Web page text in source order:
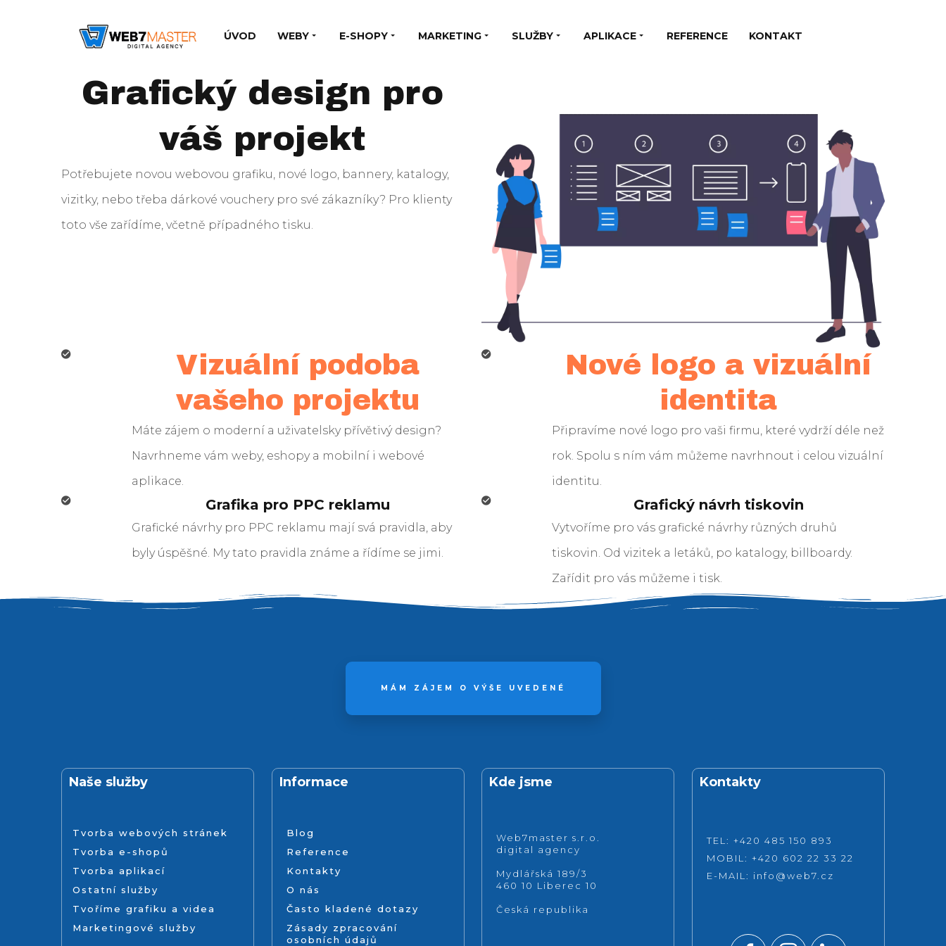
ÚVOD WEBY E-SHOPY MARKETING SLUŽBY APLIKACE REFERENCE KONTAKT
Grafický design pro
váš projekt
Potřebujete novou webovou grafiku, nové logo, bannery, katalogy,
vizitky, nebo třeba dárkové vouchery pro své zákazníky? Pro klienty
toto vše zařídíme, včetně případného tisku.
Vizuální podoba
vašeho projektu
Máte zájem o moderní a uživatelsky přívětivý design?
Navrhneme vám weby, eshopy a mobilní i webové
aplikace.
Nové logo a vizuální
identita
Připravíme nové logo pro vaši firmu, které vydrží déle než
rok. Spolu s ním vám můžeme navrhnout i celou vizuální
identitu.
Grafika pro PPC reklamu
Grafické návrhy pro PPC reklamu mají svá pravidla, aby
byly úspěšné. My tato pravidla známe a řídíme se jimi.
Grafický návrh tiskovin
Vytvoříme pro vás grafické návrhy různých druhů
tiskovin. Od vizitek a letáků, po katalogy, billboardy.
Zařídit pro vás můžeme i tisk.
MÁM ZÁJEM O VÝŠE UVEDENÉ
Naše služby
Tvorba webových stránek
Tvorba e-shopů
Tvorba aplikací
Ostatní služby
Tvoříme grafiku a videa
Marketingové služby
Informace
Blog
Reference
Kontakty
O nás
Často kladené dotazy
Zásady zpracování
osobních údajů
Kde jsme
Web7master s.r.o.
digital agency
Mydlářská 189/3
460 10 Liberec 10
Česká republika
Kontakty
TEL: +420 485 150 893
MOBIL: +420 602 22 33 22
E-MAIL: info@web7.cz